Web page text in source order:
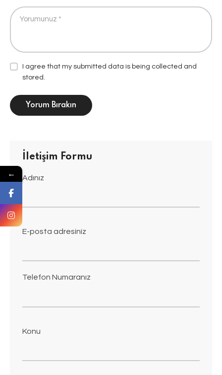
I agree that my submitted data is being collected and
stored.
İletişim Formu
Adınız
E-posta adresiniz
Telefon Numaranız
Konu
←